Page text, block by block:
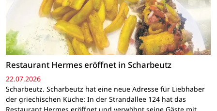
Restaurant Hermes eröffnet in Scharbeutz
22.07.2026
Scharbeutz. Scharbeutz hat eine neue Adresse für Liebhaber
der griechischen Küche: In der Strandallee 124 hat das